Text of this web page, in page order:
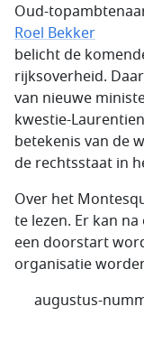
Oud-
Roel Bekker
belicht de
rijksoverheid.
van nieuwe
kwestie-
betekenis van de
de rechtsstaat in
Over het
te lezen. Er kan
een doorstart
organisatie
augustus-